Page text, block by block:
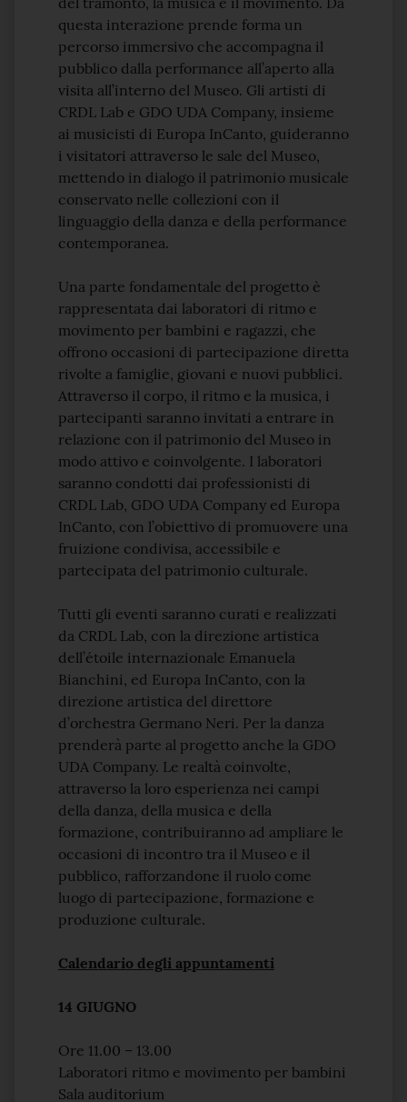
questa interazione prende forma un
percorso immersivo che accompagna il
pubblico dalla performance all’aperto alla
visita all’interno del Museo. Gli artisti di
CRDL Lab e GDO UDA Company, insieme
ai musicisti di Europa InCanto, guideranno
i visitatori attraverso le sale del Museo,
mettendo in dialogo il patrimonio musicale
conservato nelle collezioni con il
linguaggio della danza e della performance
contemporanea.
Una parte fondamentale del progetto è
rappresentata dai laboratori di ritmo e
movimento per bambini e ragazzi, che
offrono occasioni di partecipazione diretta
rivolte a famiglie, giovani e nuovi pubblici.
Attraverso il corpo, il ritmo e la musica, i
partecipanti saranno invitati a entrare in
relazione con il patrimonio del Museo in
modo attivo e coinvolgente. I laboratori
saranno condotti dai professionisti di
CRDL Lab, GDO UDA Company ed Europa
InCanto, con l’obiettivo di promuovere una
fruizione condivisa, accessibile e
partecipata del patrimonio culturale.
Tutti gli eventi saranno curati e realizzati
da CRDL Lab, con la direzione artistica
dell’étoile internazionale Emanuela
Bianchini, ed Europa InCanto, con la
direzione artistica del direttore
d’orchestra Germano Neri. Per la danza
prenderà parte al progetto anche la GDO
UDA Company. Le realtà coinvolte,
attraverso la loro esperienza nei campi
della danza, della musica e della
formazione, contribuiranno ad ampliare le
occasioni di incontro tra il Museo e il
pubblico, rafforzandone il ruolo come
luogo di partecipazione, formazione e
produzione culturale.
Calendario degli appuntamenti
14 GIUGNO
Ore 11.00 – 13.00
Laboratori ritmo e movimento per bambini
Sala auditorium